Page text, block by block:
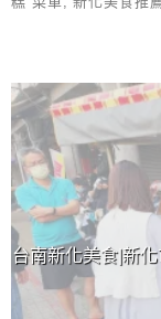
上 / 下一篇文
台南新化美食|新